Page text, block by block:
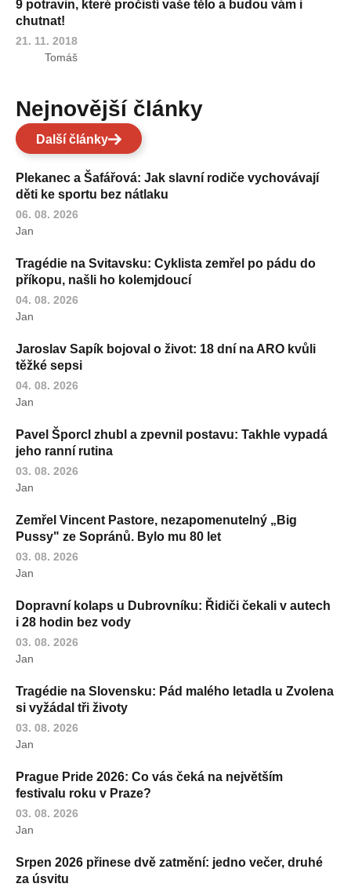
9 potravin, které pročistí vaše tělo a budou vám i
chutnat!
21. 11. 2018
Tomáš
Nejnovější články
Další články
Plekanec a Šafářová: Jak slavní rodiče vychovávají
děti ke sportu bez nátlaku
06. 08. 2026
Jan
Tragédie na Svitavsku: Cyklista zemřel po pádu do
příkopu, našli ho kolemjdoucí
04. 08. 2026
Jan
Jaroslav Sapík bojoval o život: 18 dní na ARO kvůli
těžké sepsi
04. 08. 2026
Jan
Pavel Šporcl zhubl a zpevnil postavu: Takhle vypadá
jeho ranní rutina
03. 08. 2026
Jan
Zemřel Vincent Pastore, nezapomenutelný „Big
Pussy" ze Sopránů. Bylo mu 80 let
03. 08. 2026
Jan
Dopravní kolaps u Dubrovníku: Řidiči čekali v autech
i 28 hodin bez vody
03. 08. 2026
Jan
Tragédie na Slovensku: Pád malého letadla u Zvolena
si vyžádal tři životy
03. 08. 2026
Jan
Prague Pride 2026: Co vás čeká na největším
festivalu roku v Praze?
03. 08. 2026
Jan
Srpen 2026 přinese dvě zatmění: jedno večer, druhé
za úsvitu